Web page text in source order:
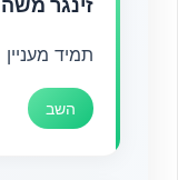
תמיד מעניין
השב